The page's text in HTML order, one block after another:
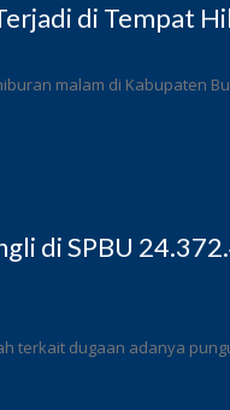
di Tempat
malam di Kabupaten
di SPBU
terkait dugaan adanya